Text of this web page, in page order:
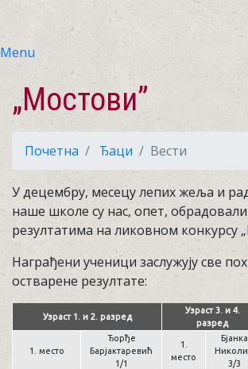
Menu
„Мостови”
Почетна Ђаци Вести
У децембру, месецу лепих жеља и
наше школе су нас, опет, обрадовали
резултатима на ликовном конкурсу
Награђени ученици заслужују све
остварене резултате:
Узраст 1. и 2. разред
Узраст 3. и 4.
разред
1. место
Ђорђе
Барјактаревић
1/1
1.
место
Бјанка
3/3